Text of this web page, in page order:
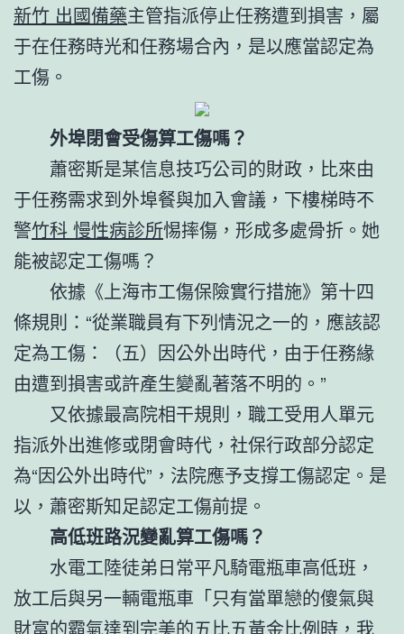
新竹 出國備藥主管指派停止任務遭到損害，屬
于在任務時光和任務場合內，是以應當認定為
工傷。
外埠閉會受傷算工傷嗎？
蕭密斯是某信息技巧公司的財政，比來由
于任務需求到外埠餐與加入會議，下樓梯時不
警竹科 慢性病診所惕摔傷，形成多處骨折。她
能被認定工傷嗎？
依據《上海市工傷保險實行措施》第十四
條規則：“從業職員有下列情況之一的，應該認
定為工傷：（五）因公外出時代，由于任務緣
由遭到損害或許產生變亂著落不明的。”
又依據最高院相干規則，職工受用人單元
指派外出進修或閉會時代，社保行政部分認定
為“因公外出時代”，法院應予支撐工傷認定。是
以，蕭密斯知足認定工傷前提。
高低班路況變亂算工傷嗎？
水電工陸徒弟日常平凡騎電瓶車高低班，
放工后與另一輛電瓶車「只有當單戀的傻氣與
財富的霸氣達到完美的五比五黃金比例時，我